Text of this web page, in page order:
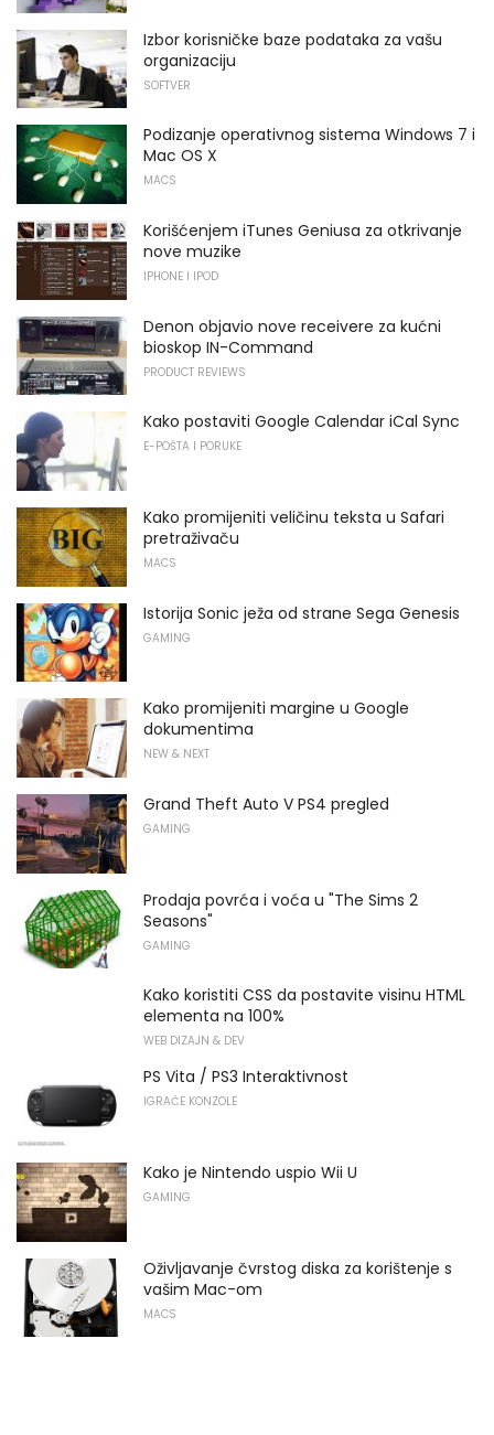
Izbor korisničke baze podataka za vašu
organizaciju
SOFTVER
Podizanje operativnog sistema Windows 7 i
Mac OS X
MACS
Korišćenjem iTunes Geniusa za otkrivanje
nove muzike
IPHONE I IPOD
Denon objavio nove receivere za kućni
bioskop IN-Command
PRODUCT REVIEWS
Kako postaviti Google Calendar iCal Sync
E-POŠTA I PORUKE
Kako promijeniti veličinu teksta u Safari
pretraživaču
MACS
Istorija Sonic ježa od strane Sega Genesis
GAMING
Kako promijeniti margine u Google
dokumentima
NEW & NEXT
Grand Theft Auto V PS4 pregled
GAMING
Prodaja povrća i voća u "The Sims 2
Seasons"
GAMING
Kako koristiti CSS da postavite visinu HTML
elementa na 100%
WEB DIZAJN & DEV
PS Vita / PS3 Interaktivnost
IGRAĆE KONZOLE
Kako je Nintendo uspio Wii U
GAMING
Oživljavanje čvrstog diska za korištenje s
vašim Mac-om
MACS